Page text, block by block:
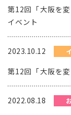
第12回「大阪を
イベント
2023.10.12
第12回「大阪を
2022.08.18